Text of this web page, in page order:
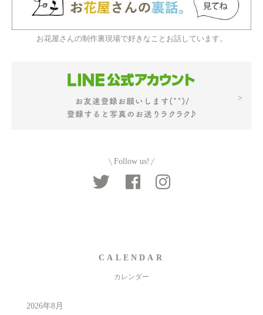
お花屋さんの制作裏現場で好きなことお話しています。
Follow us!
CALENDAR
カレンダー
2026年8月